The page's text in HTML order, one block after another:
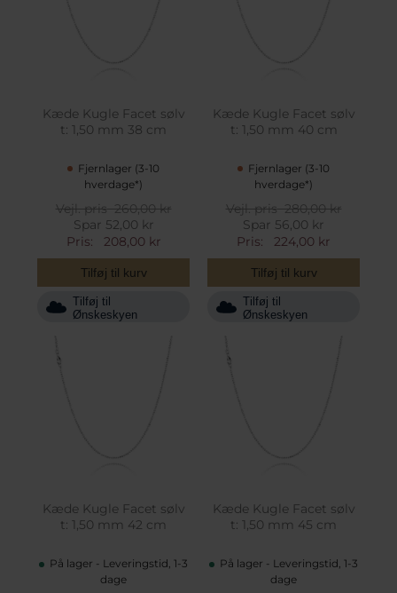
Kæde Kugle Facet sølv
t: 1,50 mm 38 cm
Fjernlager (3-10
hverdage*)
Vejl. pris260,00 kr
Spar 52,00 kr
Pris:
208,00 kr
Tilføj til kurv
Tilføj til
Ønskeskyen
Kæde Kugle Facet sølv
t: 1,50 mm 40 cm
Fjernlager (3-10
hverdage*)
Vejl. pris280,00 kr
Spar 56,00 kr
Pris:
224,00 kr
Tilføj til kurv
Tilføj til
Ønskeskyen
Kæde Kugle Facet sølv
t: 1,50 mm 42 cm
På lager - Leveringstid, 1-3
dage
Kæde Kugle Facet sølv
t: 1,50 mm 45 cm
På lager - Leveringstid, 1-3
dage